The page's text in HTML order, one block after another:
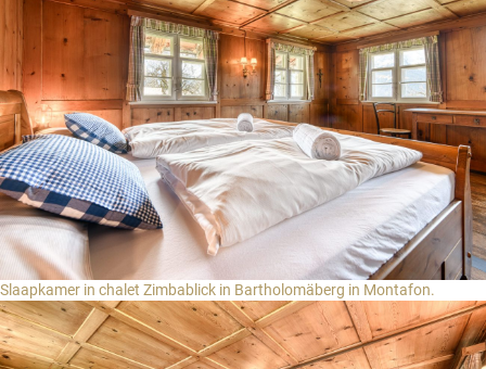
Slaapkamer in chalet Zimbablick in Bartholomäberg in Montafon.